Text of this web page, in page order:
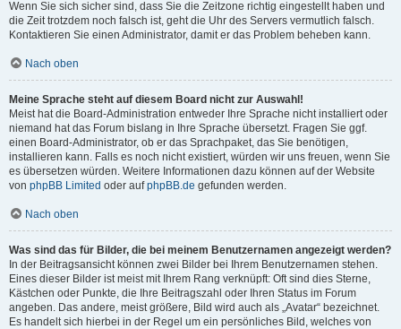
Wenn Sie sich sicher sind, dass Sie die Zeitzone richtig eingestellt haben und
die Zeit trotzdem noch falsch ist, geht die Uhr des Servers vermutlich falsch.
Kontaktieren Sie einen Administrator, damit er das Problem beheben kann.
Nach oben
Meine Sprache steht auf diesem Board nicht zur Auswahl!
Meist hat die Board-Administration entweder Ihre Sprache nicht installiert oder
niemand hat das Forum bislang in Ihre Sprache übersetzt. Fragen Sie ggf.
einen Board-Administrator, ob er das Sprachpaket, das Sie benötigen,
installieren kann. Falls es noch nicht existiert, würden wir uns freuen, wenn Sie
es übersetzen würden. Weitere Informationen dazu können auf der Website
von phpBB Limited oder aufphpBB.de gefunden werden.
Nach oben
Was sind das für Bilder, die bei meinem Benutzernamen angezeigt werden?
In der Beitragsansicht können zwei Bilder bei Ihrem Benutzernamen stehen.
Eines dieser Bilder ist meist mit Ihrem Rang verknüpft: Oft sind dies Sterne,
Kästchen oder Punkte, die Ihre Beitragszahl oder Ihren Status im Forum
angeben. Das andere, meist größere, Bild wird auch als „Avatar“ bezeichnet.
Es handelt sich hierbei in der Regel um ein persönliches Bild, welches von